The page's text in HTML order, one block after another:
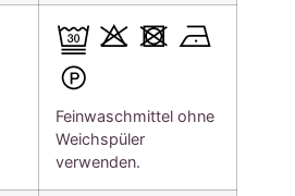
Feinwaschmittel ohne
Weichspüler
verwenden.